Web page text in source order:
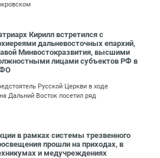
Кирилл встретился с
дальневосточных епархий,
Минвостокразвития, высшими
лицами субъектов РФ в
Русской Церкви в ходе
Дальний Восток посетил ряд
в рамках системы трезвенного
прошли на приходах, в
и медучреждениях